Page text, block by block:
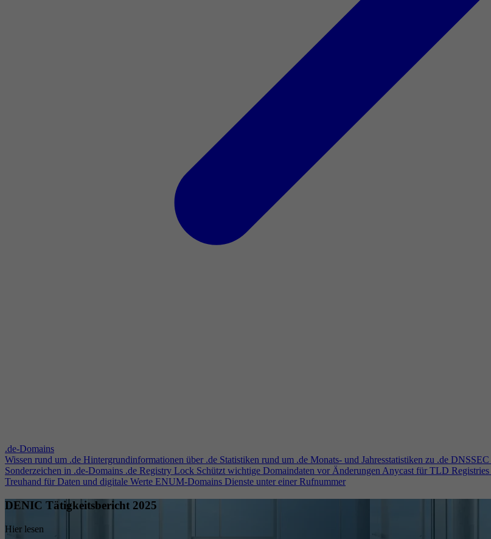
.de-Domains
Wissen rund um .de Hintergrundinformationen über .de Statistiken rund um .de Monats- und Jahresstatistiken zu .de DNSSEC
Sonderzeichen in .de-Domains .de Registry Lock Schützt wichtige Domaindaten vor ÄnderungenAnycast für TLD Registries
Treuhand für Daten und digitale Werte ENUM-Domains Dienste unter einer Rufnummer
DENIC Tätigkeitsbericht 2025
Hier lesen